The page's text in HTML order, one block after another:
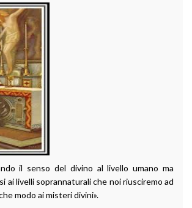
il senso del divino al livello umano ma
ai livelli soprannaturali che noi riusciremo ad
modo ai misteri divini».